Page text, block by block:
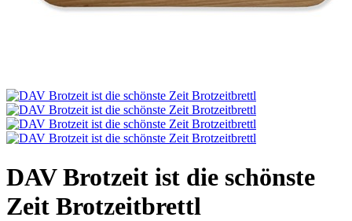
DAV Brotzeit ist die schönste
Zeit Brotzeitbrettl